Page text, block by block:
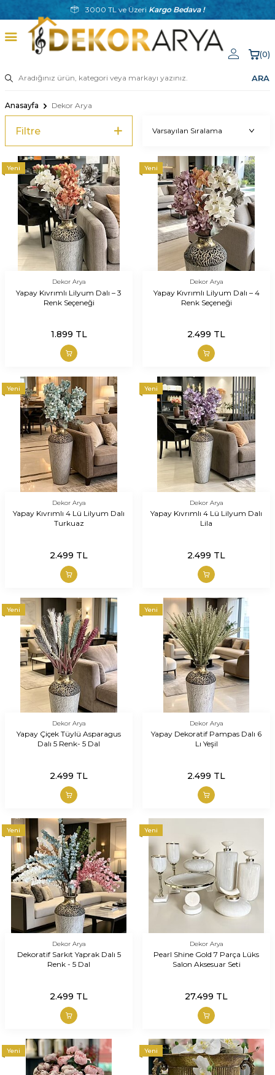
3000 TL ve Üzeri Kargo Bedava !
ARA
(0)
Anasayfa Dekor Arya
Filtre
Yeni
Dekor Arya
Yapay Kıvrımlı Lilyum Dalı – 3
Renk Seçeneği
1.899 TL
Yeni
Dekor Arya
Yapay Kıvrımlı Lilyum Dalı – 4
Renk Seçeneği
2.499 TL
Yeni
Dekor Arya
Yapay Kıvrımlı 4 Lü Lilyum Dalı
Turkuaz
2.499 TL
Yeni
Dekor Arya
Yapay Kıvrımlı 4 Lü Lilyum Dalı
Lila
2.499 TL
Yeni
Dekor Arya
Yapay Çiçek Tüylü Asparagus
Dalı 5 Renk- 5 Dal
2.499 TL
Yeni
Dekor Arya
Yapay Dekoratif Pampas Dalı 6
Lı Yeşil
2.499 TL
Yeni
Dekor Arya
Dekoratif Sarkıt Yaprak Dalı 5
Renk - 5 Dal
2.499 TL
Yeni
Dekor Arya
Pearl Shine Gold 7 Parça Lüks
Salon Aksesuar Seti
27.499 TL
Yeni Yeni